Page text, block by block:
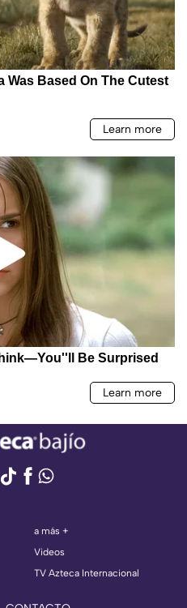
a más +
Videos
TV Azteca Internacional